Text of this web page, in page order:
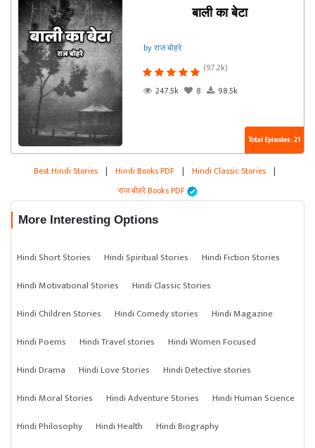
बाली का बेटा
by राज बोहरे
(97.2k)
247.5k
8 98.5k
Total Episodes : 21
Best Hindi Stories | Hindi Books PDF | Hindi Classic Stories |
राज बोहरे Books PDF
More Interesting Options
Hindi Short Stories Hindi Spiritual Stories
Hindi Fiction Stories
Hindi Motivational Stories
Hindi Classic Stories
Hindi Children Stories
Hindi Comedy stories
Hindi Magazine
Hindi Poems
Hindi Travel stories
Hindi Women Focused
Hindi Drama
Hindi Love Stories
Hindi Detective stories
Hindi Moral Stories
Hindi Adventure Stories
Hindi Human Science
Hindi Philosophy
Hindi Health
Hindi Biography